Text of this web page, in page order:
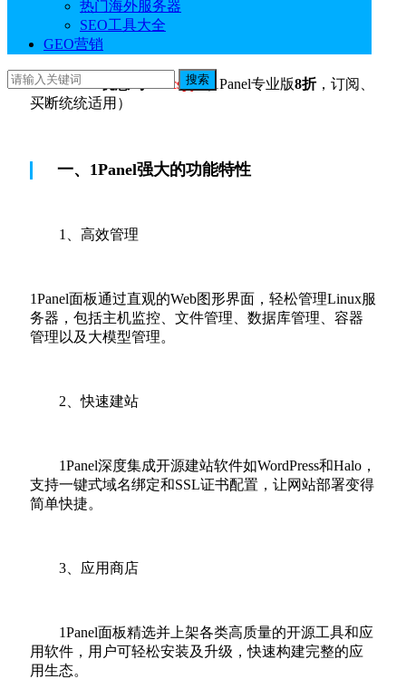
热门海外服务器
SEO工具大全
GEO营销
搜索
1Panel官网地址：
1Panel优惠码： idcspy（1Panel专业版8折，订阅、
买断统统适用）
一、1Panel强大的功能特性
1、高效管理
1Panel面板通过直观的Web图形界面，轻松管理Linux服
务器，包括主机监控、文件管理、数据库管理、容器
管理以及大模型管理。
2、快速建站
1Panel深度集成开源建站软件如WordPress和Halo，
支持一键式域名绑定和SSL证书配置，让网站部署变得
简单快捷。
3、应用商店
1Panel面板精选并上架各类高质量的开源工具和应
用软件，用户可轻松安装及升级，快速构建完整的应
用生态。